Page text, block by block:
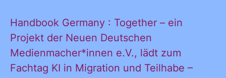
Handbook Germany : Together – ein
Projekt der Neuen Deutschen
Medienmacher*innen e.V., lädt zum
Fachtag KI in Migration und Teilhabe –